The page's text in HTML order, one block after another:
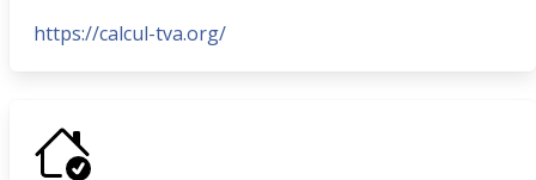
https://calcul-tva.org/